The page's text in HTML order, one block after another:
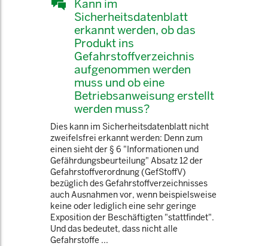
Kann im
Sicherheitsdatenblatt
erkannt werden, ob das
Produkt ins
Gefahrstoffverzeichnis
aufgenommen werden
muss und ob eine
Betriebsanweisung erstellt
werden muss?
Dies kann im Sicherheitsdatenblatt nicht
zweifelsfrei erkannt werden: Denn zum
einen sieht der § 6 "Informationen und
Gefährdungsbeurteilung" Absatz 12 der
Gefahrstoffverordnung (GefStoffV)
bezüglich des Gefahrstoffverzeichnisses
auch Ausnahmen vor, wenn beispielsweise
keine oder lediglich eine sehr geringe
Exposition der Beschäftigten "stattfindet".
Und das bedeutet, dass nicht alle
Gefahrstoffe ...